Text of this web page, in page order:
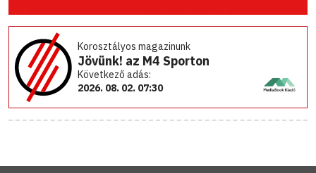
Korosztályos magazinunk
Jövünk! az M4 Sporton
Következő adás:
2026. 08. 02. 07:30